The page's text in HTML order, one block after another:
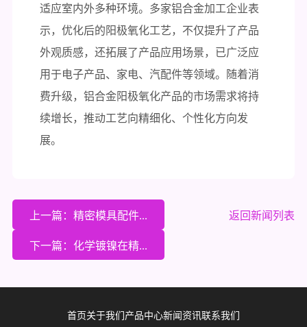
适应室内外多种环境。多家铝合金加工企业表
示，优化后的阳极氧化工艺，不仅提升了产品
外观质感，还拓展了产品应用场景，已广泛应
用于电子产品、家电、汽配件等领域。随着消
费升级，铝合金阳极氧化产品的市场需求将持
续增长，推动工艺向精细化、个性化方向发
展。
上一篇：精密模具配件... 返回新闻列表
下一篇：化学镀镍在精...
首页 关于我们 产品中心新闻资讯联系我们